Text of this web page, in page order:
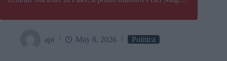
api May 8, 2026 Politica